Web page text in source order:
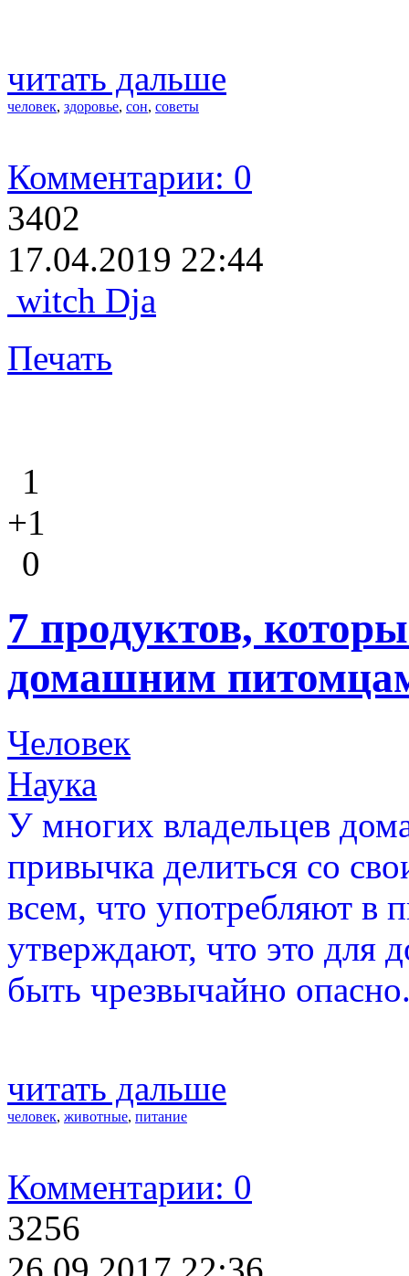
читать дальше
человек, здоровье, сон, советы
Комментарии: 0
3402
17.04.2019 22:44
witch Dja
Печать
1
+1
0
7 продуктов,
домашним
Человек
Наука
У многих владельцев
привычка делиться со
всем, что употребляют в
утверждают, что это
быть чрезвычайно
читать дальше
человек, животные, питание
Комментарии: 0
3256